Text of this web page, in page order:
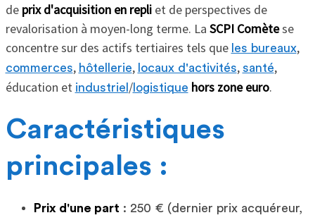
de prix d'acquisition en repliet de perspectives de
revalorisation à moyen-long terme. La SCPI Comètese
concentre sur des actifs tertiaires tels que les bureaux,
commerces, hôtellerie, locaux d'activités, santé,
éducation et industriel /logistique hors zone euro.
Caractéristiques
principales :
Prix d'une part : 250 € (dernier prix acquéreur,